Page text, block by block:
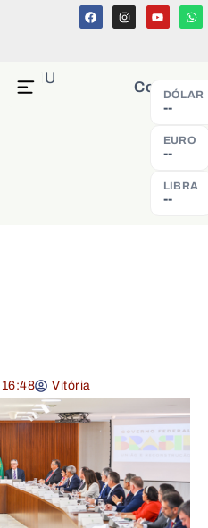
Cotação
DÓLAR
--
EURO
--
LIBRA
--
MENU
16:48 Vitória